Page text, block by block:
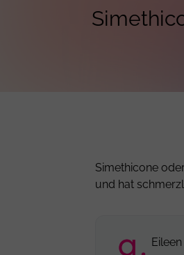
Simethicone
und hat